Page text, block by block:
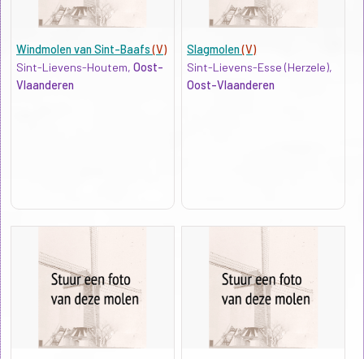
Windmolen van Sint-Baafs(V)
Sint-Lievens-Houtem, Oost-
Vlaanderen
Slagmolen(V)
Sint-Lievens-Esse (Herzele),
Oost-Vlaanderen